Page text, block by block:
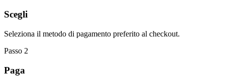
Scegli
Seleziona il metodo di pagamento preferito al checkout.
Passo 2
Paga